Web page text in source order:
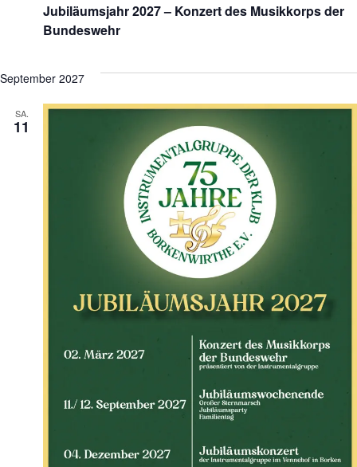
Jubiläumsjahr 2027 – Konzert des Musikkorps der
Bundeswehr
September 2027
SA.
11